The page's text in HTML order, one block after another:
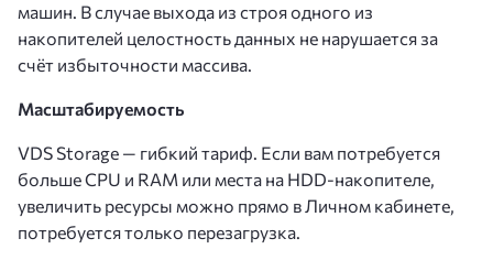
машин. В случае выхода из строя одного из
накопителей целостность данных не нарушается за
счёт избыточности массива.
Масштабируемость
VDS Storage — гибкий тариф. Если вам потребуется
больше CPU и RAM или места на HDD-накопителе,
увеличить ресурсы можно прямо в Личном кабинете,
потребуется только перезагрузка.